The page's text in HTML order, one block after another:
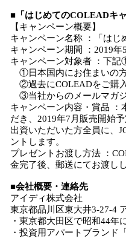
■「はじめてのCOLEADキ
【キャンペーン概要】
キャンペーン名称 ：「はじ
キャンペーン期間 ：2019年
キャンペーン対象者 ：下
①日本国内にお住まいの
②過去にCOLEADをご購
③当社からのメールマガ
キャンペーン内容・賞品 ：
だき、2019年7月販売開始
出資いただいた方全員に、
ントします。
プレゼントお渡し方法 ：
金完了後、郵送にてお渡しし
■会社概要・連絡先
アイディ株式会社
東京都品川区東大井3-27-4
・東京都大田区で昭和44年
・投資用アパートブランド